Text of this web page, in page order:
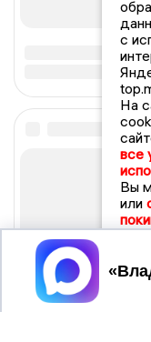
с
На
все
Вы
или